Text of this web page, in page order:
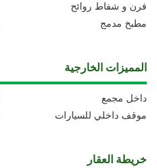
فرن و شفاط روائح
مطبخ مدمج
المميزات الخارجية
داخل مجمع
موقف داخلي للسيارات
خريطة العقار